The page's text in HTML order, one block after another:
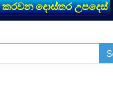
කරවන දොස්තර උපදෙස්